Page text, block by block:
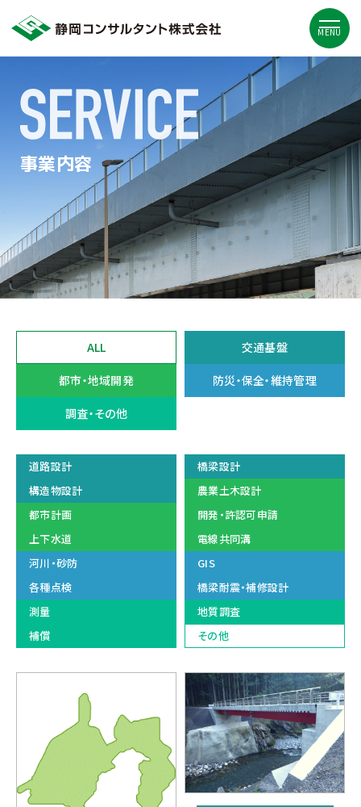
MENU
事業内容
ALL 交通基盤
都市・地域開発 防災・保全・維持管理
調査・その他
道路設計
橋梁設計
構造物設計
農業土木設計
都市計画
開発・許認可申請
上下水道
電線共同溝
河川・砂防
GIS
各種点検
橋梁耐震・補修設計
測量
地質調査
補償
その他